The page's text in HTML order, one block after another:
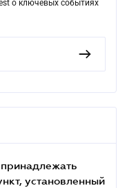
о ключевых событиях
установленный